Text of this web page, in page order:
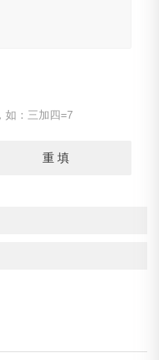
如：三加四=7